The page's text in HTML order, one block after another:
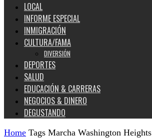
LOCAL
INFORME ESPECIAL
INMIGRACIÓN
CULTURA/FAMA
DIVERSIÓN
DEPORTES
SALUD
EDUCACIÓN & CARRERAS
NEGOCIOS & DINERO
DEGUSTANDO
Home Tags Marcha Washington Heights